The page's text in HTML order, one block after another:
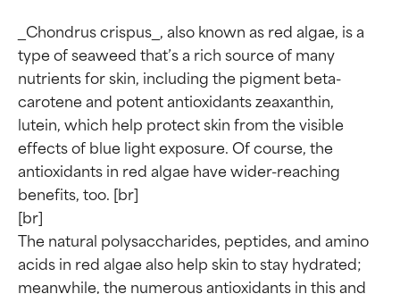
_Chondrus crispus_, also known as red algae, is a
type of seaweed that’s a rich source of many
nutrients for skin, including the pigment beta-
carotene and potent antioxidants zeaxanthin,
lutein, which help protect skin from the visible
effects of blue light exposure. Of course, the
antioxidants in red algae have wider-reaching
benefits, too. [br]
[br]
The natural polysaccharides, peptides, and amino
acids in red algae also help skin to stay hydrated;
meanwhile, the numerous antioxidants in this and